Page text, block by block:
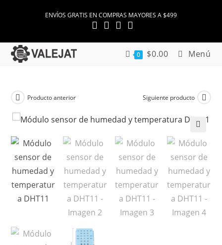
ENVÍOS GRATIS EN COMPRAS MAYORES A $499
0 $0.00 Menú
Producto anterior Siguiente producto
🔍